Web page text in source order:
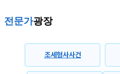
전문가광장
조세형사사건